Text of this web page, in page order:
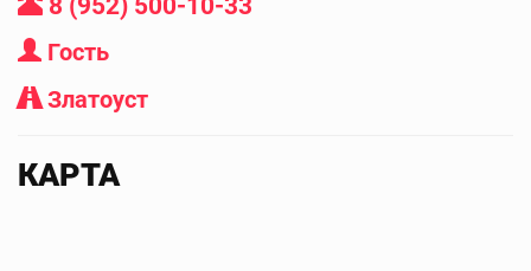
Гость
Златоуст
КАРТА